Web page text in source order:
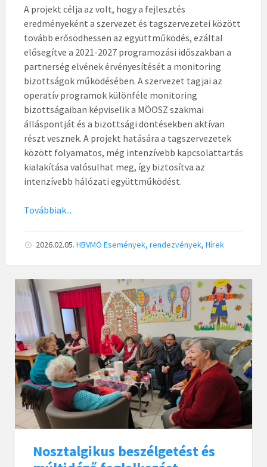
A projekt célja az volt, hogy a fejlesztés
eredményeként a szervezet és tagszervezetei között
tovább erősödhessen az együttműködés, ezáltal
elősegítve a 2021-2027 programozási időszakban a
partnerség elvének érvényesítését a monitoring
bizottságok működésében. A szervezet tagjai az
operatív programok különféle monitoring
bizottságaiban képviselik a MÖOSZ szakmai
álláspontját és a bizottsági döntésekben aktívan
részt vesznek. A projekt hatására a tagszervezetek
között folyamatos, még intenzívebb kapcsolattartás
kialakítása valósulhat meg, így biztosítva az
intenzívebb hálózati együttműködést.
Továbbiak...
2026.02.05. HBVMÖ Események, rendezvények, Hírek
Nosztalgikus beszélgetést és